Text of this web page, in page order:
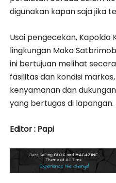
digunakan kapan saja jika
Usai pengecekan, Kapolda
lingkungan Mako
ini bertujuan melihat
fasilitas dan kondisi
kenyamanan dan
yang bertugas di lapangan.
Editor : Papi